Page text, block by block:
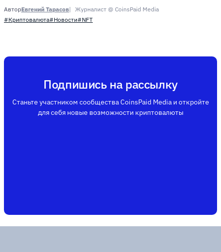
АвторЕвгений Тарасов
Журналист @ CoinsPaid Media
#Криптовалюта#Новости#NFT
Подпишись на рассылку
Станьте участником сообщества CoinsPaid Media и откройте
для себя новые возможности криптовалюты